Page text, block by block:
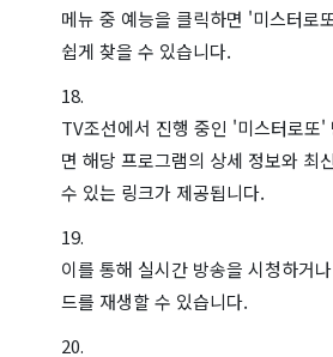
메뉴 중 예능을 클릭하면 '미스터로
쉽게 찾을 수 있습니다.
TV조선에서 진행 중인 '미스터로또'
면 해당 프로그램의 상세 정보와 최
수 있는 링크가 제공됩니다.
이를 통해 실시간 방송을 시청하거
드를 재생할 수 있습니다.